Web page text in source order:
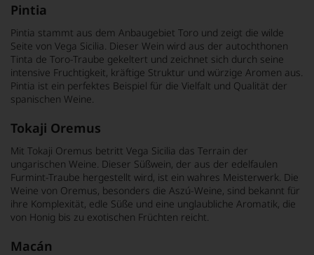
Pintia
Pintia stammt aus dem Anbaugebiet Toro und zeigt die wilde
Seite von Vega Sicilia. Dieser Wein wird aus der autochthonen
Tinta de Toro-Traube gekeltert und zeichnet sich durch seine
intensive Fruchtigkeit, kräftige Struktur und würzige Aromen aus.
Pintia ist ein perfektes Beispiel für die Vielfalt und Qualität der
spanischen Weine.
Tokaji Oremus
Mit Tokaji Oremus betritt Vega Sicilia das Terrain der
ungarischen Weine. Dieser Süßwein, der aus der edelfaulen
Furmint-Traube hergestellt wird, ist ein wahres Meisterwerk. Die
Weine von Oremus, besonders die Aszú-Weine, sind bekannt für
ihre Komplexität, edle Süße und eine unglaubliche Aromatik, die
von Honig bis zu exotischen Früchten reicht.
Macán